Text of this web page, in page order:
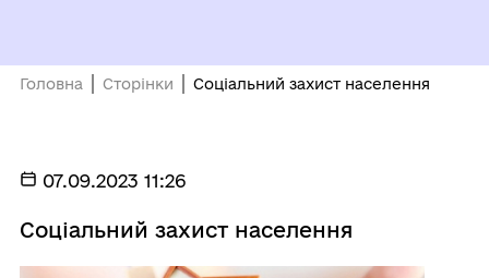
Головна Сторінки Соціальний захист населення
07.09.2023 11:26
Соціальний захист населення